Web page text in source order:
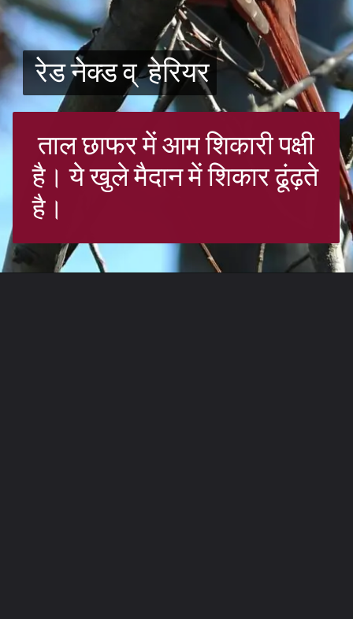
ताल छाफर में आम शिकारी पक्षी
है। ये खुले मैदान में शिकार ढूंढ़ते
है।
रेड नेक्ड व् हेरियर
रेड नेक्ड व् हेरियर